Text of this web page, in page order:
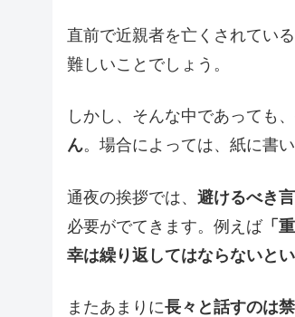
直前で近親者を亡くされてい
難しいことでしょう。
しかし、そんな中であっても、
ん。場合によっては、紙に書
通夜の挨拶では、 避けるべき
必要がでてきます。例えば「
幸は繰り返してはならないと
またあまりに長々と話すのは